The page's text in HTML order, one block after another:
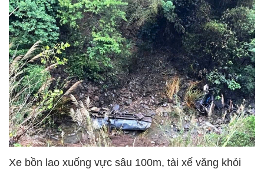
Xe bồn lao xuống vực sâu 100m, tài xế văng khỏi